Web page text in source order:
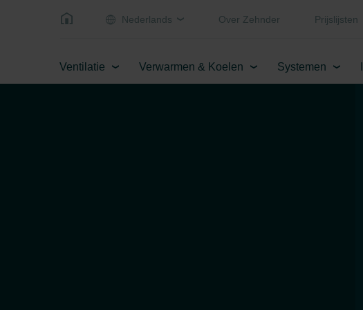
Nederlands Over Zehnder Prijslijsten
Ventilatie Verwarmen & Koelen Systemen